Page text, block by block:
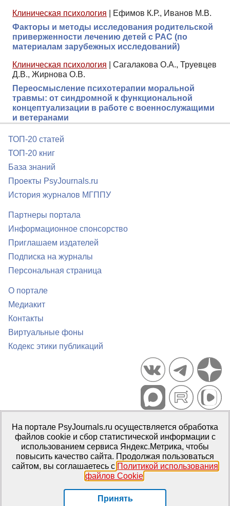
Клиническая психология
Ефимов К.Р., Иванов М.В.
Факторы и методы исследования родительской
приверженности лечению детей с РАС (по
материалам зарубежных исследований)
Клиническая психология
Сагалакова О.А., Труевцев
Д.В., Жирнова О.В.
Переосмысление психотерапии моральной
травмы: от синдромной к функциональной
концептуализации в работе с военнослужащими
и ветеранами
ТОП-20 статей
ТОП-20 книг
База знаний
Проекты PsyJournals.ru
История журналов МГППУ
Партнеры портала
Информационное спонсорство
Приглашаем издателей
Подписка на журналы
Персональная страница
О портале
Медиакит
Контакты
Виртуальные фоны
Кодекс этики публикаций
Портал психологических изданий PsyJournals.ru, 2007–2026
Правила использования материалов
Свидетельство регистрации СМИЭл № ФС77-66447 от 14 июля
2016 г.
Издатель: ФГБОУ ВО МГППУ
На портале PsyJournals.ru осуществляется обработка
файлов cookie и сбор статистической информации с
использованием сервиса Яндекс.Метрика, чтобы
повысить качество сайта. Продолжая пользоваться
сайтом, вы соглашаетесь с Политикой использования
файлов Cookie.
Принять